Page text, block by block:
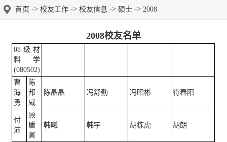
首页 -> 校友工作 -> 校友信息 -> 硕士 -> 2008
2008校友名单
08级材
料学
(080502)
曹
海
勇
陈
邦
威
陈晶晶 冯舒勤 冯昭彬 符春阳
付
沛
顾
盾
寅
韩曦 韩宇 胡栋虎 胡朗